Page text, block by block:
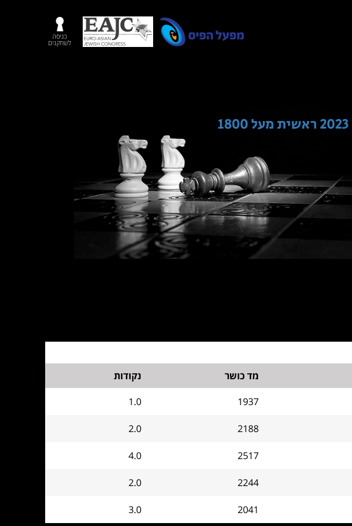
כניסה
לשחקנים
מד כושר
נקודות
1937
1.0
2188
2.0
2517
4.0
2244
2.0
2041
3.0